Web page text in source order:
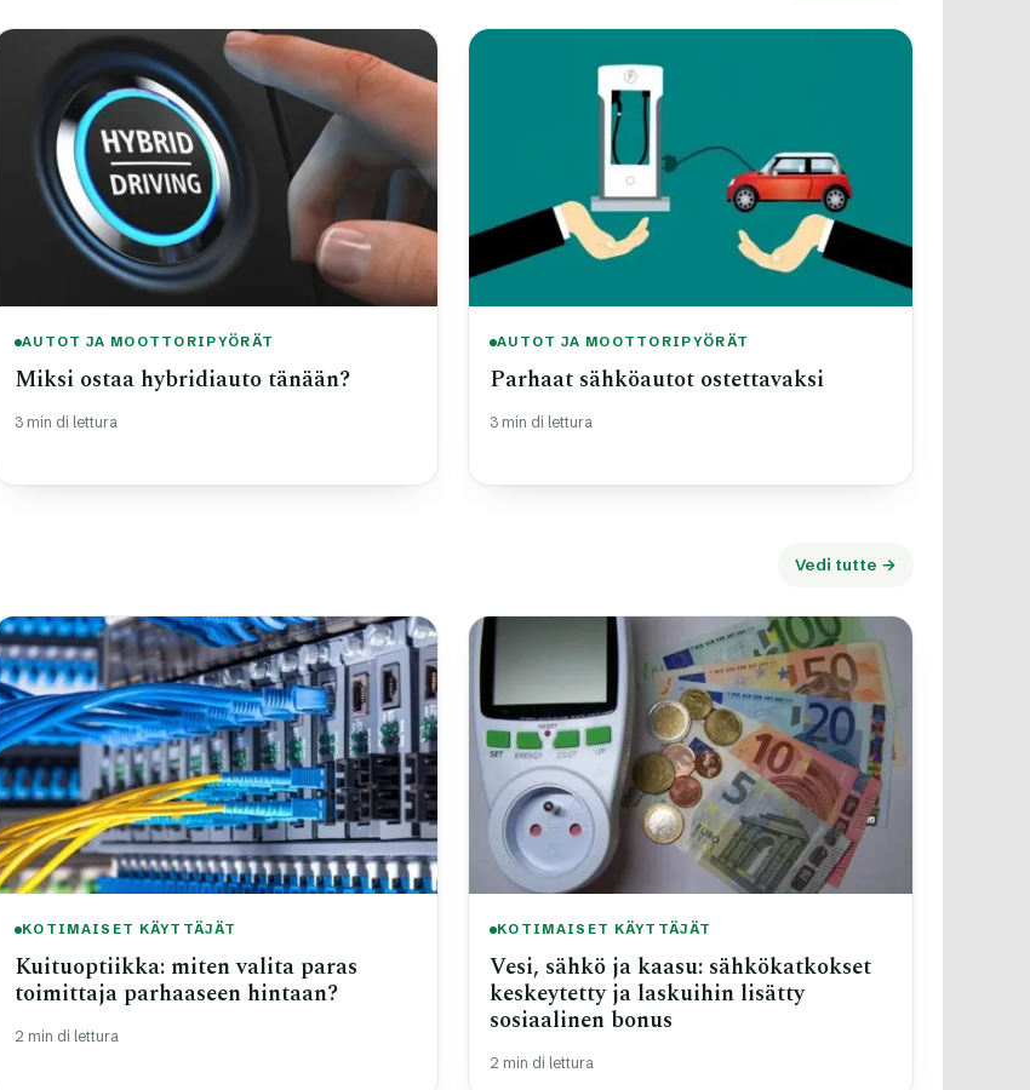
AUTOT JA MOOTTORIPYÖRÄT
Miksi ostaa hybridiauto tänään?
3 min di lettura
AUTOT JA MOOTTORIPYÖRÄT
Parhaat sähköautot ostettavaksi
3 min di lettura
Vedi tutte →
KOTIMAISET KÄYTTÄJÄT
Kuituoptiikka: miten valita paras
toimittaja parhaaseen hintaan?
2 min di lettura
KOTIMAISET KÄYTTÄJÄT
Vesi, sähkö ja kaasu: sähkökatkokset
keskeytetty ja laskuihin lisätty
sosiaalinen bonus
2 min di lettura